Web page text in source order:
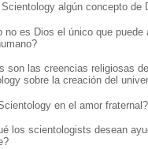
algún concepto de
no es Dios el único que puede
son las creencias religiosas de
sobre la creación del
en el amor fraternal?
los scientologists desean